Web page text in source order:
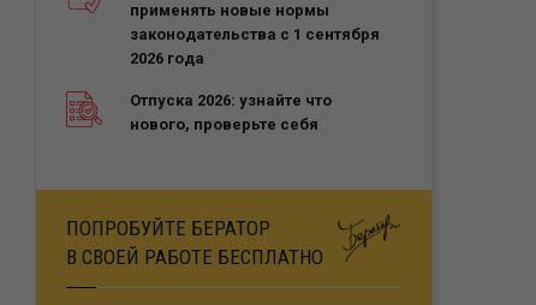
применять новые нормы
законодательства с 1 сентября
2026 года
Отпуска 2026: узнайте что
нового, проверьте себя
ПОПРОБУЙТЕ БЕРАТОР
В СВОЕЙ РАБОТЕ БЕСПЛАТНО